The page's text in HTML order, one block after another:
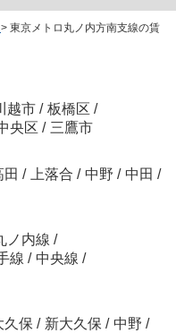
> 東京メトロ丸ノ内方南支線の賃
越市 / 板橋区 /
央区 / 三鷹市
田 / 上落合 / 中野 / 中田 /
ノ内線 /
線 / 中央線 /
久保 / 新大久保 / 中野 /